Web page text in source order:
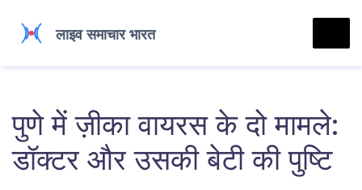
पुणे में ज़ीका वायरस के दो मामले:
डॉक्टर और उसकी बेटी की पुष्टि